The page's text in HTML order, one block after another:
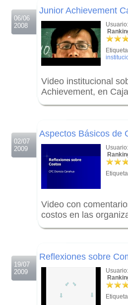
06/06
2008
Junior Achievement
Usuario:
Video institucional
Achievement, en
02/07
2009
Aspectos Básicos de
Usuario:
Video con
costos en las
19/07
2009
Reflexiones sobre
Usuario: